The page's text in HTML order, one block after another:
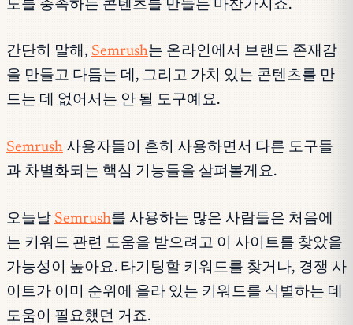
도를 충족하는 콘텐츠를 만들든 마찬가지죠.
간단히 말해, Semrush는 온라인에서 브랜드 존재감
을 만들고 다듬는 데, 그리고 가치 있는 콘텐츠를 만
드는 데 없어서는 안 될 도구예요.
Semrush 사용자들이 흔히 사용하면서 다른 도구들
과 차별화되는 핵심 기능들을 살펴볼게요.
오늘날 Semrush를 사용하는 많은 사람들은 처음에
는 키워드 관련 도움을 받으려고 이 사이트를 찾았을
가능성이 높아요. 타기팅할 키워드를 찾거나, 경쟁 사
이트가 이미 순위에 올라 있는 키워드를 식별하는 데
도움이 필요했던 거죠.